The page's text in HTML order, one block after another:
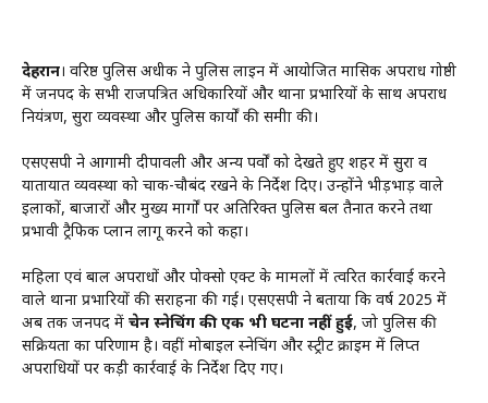
देहरादून। वरिष्ठ पुलिस अधीक्षक ने पुलिस लाइन में आयोजित मासिक अपराध गोष्ठी
में जनपद के सभी राजपत्रित अधिकारियों और थाना प्रभारियों के साथ अपराध
नियंत्रण, सुरक्षा व्यवस्था और पुलिस कार्यों की समीक्षा की।
एसएसपी ने आगामी दीपावली और अन्य पर्वों को देखते हुए शहर में सुरक्षा व
यातायात व्यवस्था को चाक-चौबंद रखने के निर्देश दिए। उन्होंने भीड़भाड़ वाले
इलाकों, बाजारों और मुख्य मार्गों पर अतिरिक्त पुलिस बल तैनात करने तथा
प्रभावी ट्रैफिक प्लान लागू करने को कहा।
महिला एवं बाल अपराधों और पोक्सो एक्ट के मामलों में त्वरित कार्रवाई करने
वाले थाना प्रभारियों की सराहना की गई। एसएसपी ने बताया कि वर्ष 2025 में
अब तक जनपद में चेन स्नेचिंग की एक भी घटना नहीं हुई, जो पुलिस की
सक्रियता का परिणाम है। वहीं मोबाइल स्नेचिंग और स्ट्रीट क्राइम में लिप्त
अपराधियों पर कड़ी कार्रवाई के निर्देश दिए गए।